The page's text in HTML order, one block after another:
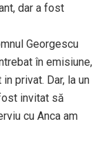
dar a fost
Georgescu
în emisiune,
privat. Dar, la un
invitat să
cu Anca am